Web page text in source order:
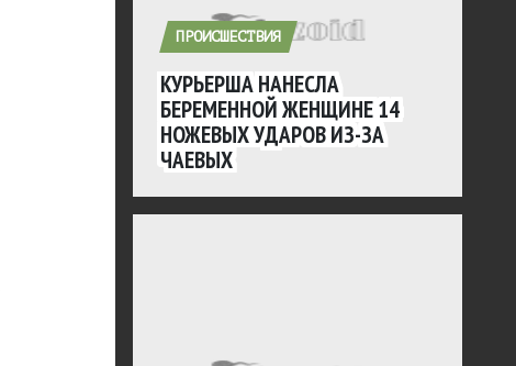
ПРОИСШЕСТВИЯ
КУРЬЕРША НАНЕСЛА
БЕРЕМЕННОЙ ЖЕНЩИНЕ 14
НОЖЕВЫХ УДАРОВ ИЗ-ЗА
ЧАЕВЫХ